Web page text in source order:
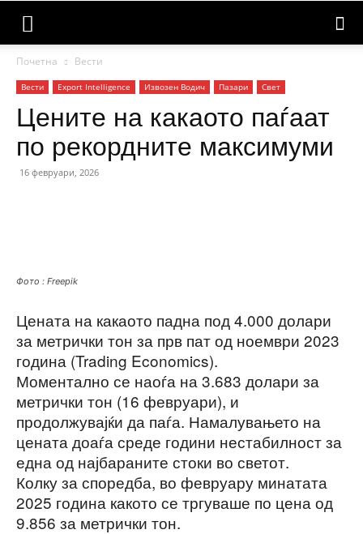
Почетна Вести
Вести Еxport Intelligence Извозен Водич Пазари Свет
Цените на какаото паѓаат
по рекордните максимуми
16 февруари, 2026
Фото : Freepik
Цената на какаото падна под 4.000 долари
за метрички тон за прв пат од ноември 2023
година (Trading Economics).
Моментално се наоѓа на 3.683 долари за
метрички тон (16 февруари), и
продолжувајќи да паѓа. Намалувањето на
цената доаѓа среде години нестабилност за
една од најбараните стоки во светот.
Колку за споредба, во февруару минатата
2025 година какото се тргуваше по цена од
9.856 за метрички тон.